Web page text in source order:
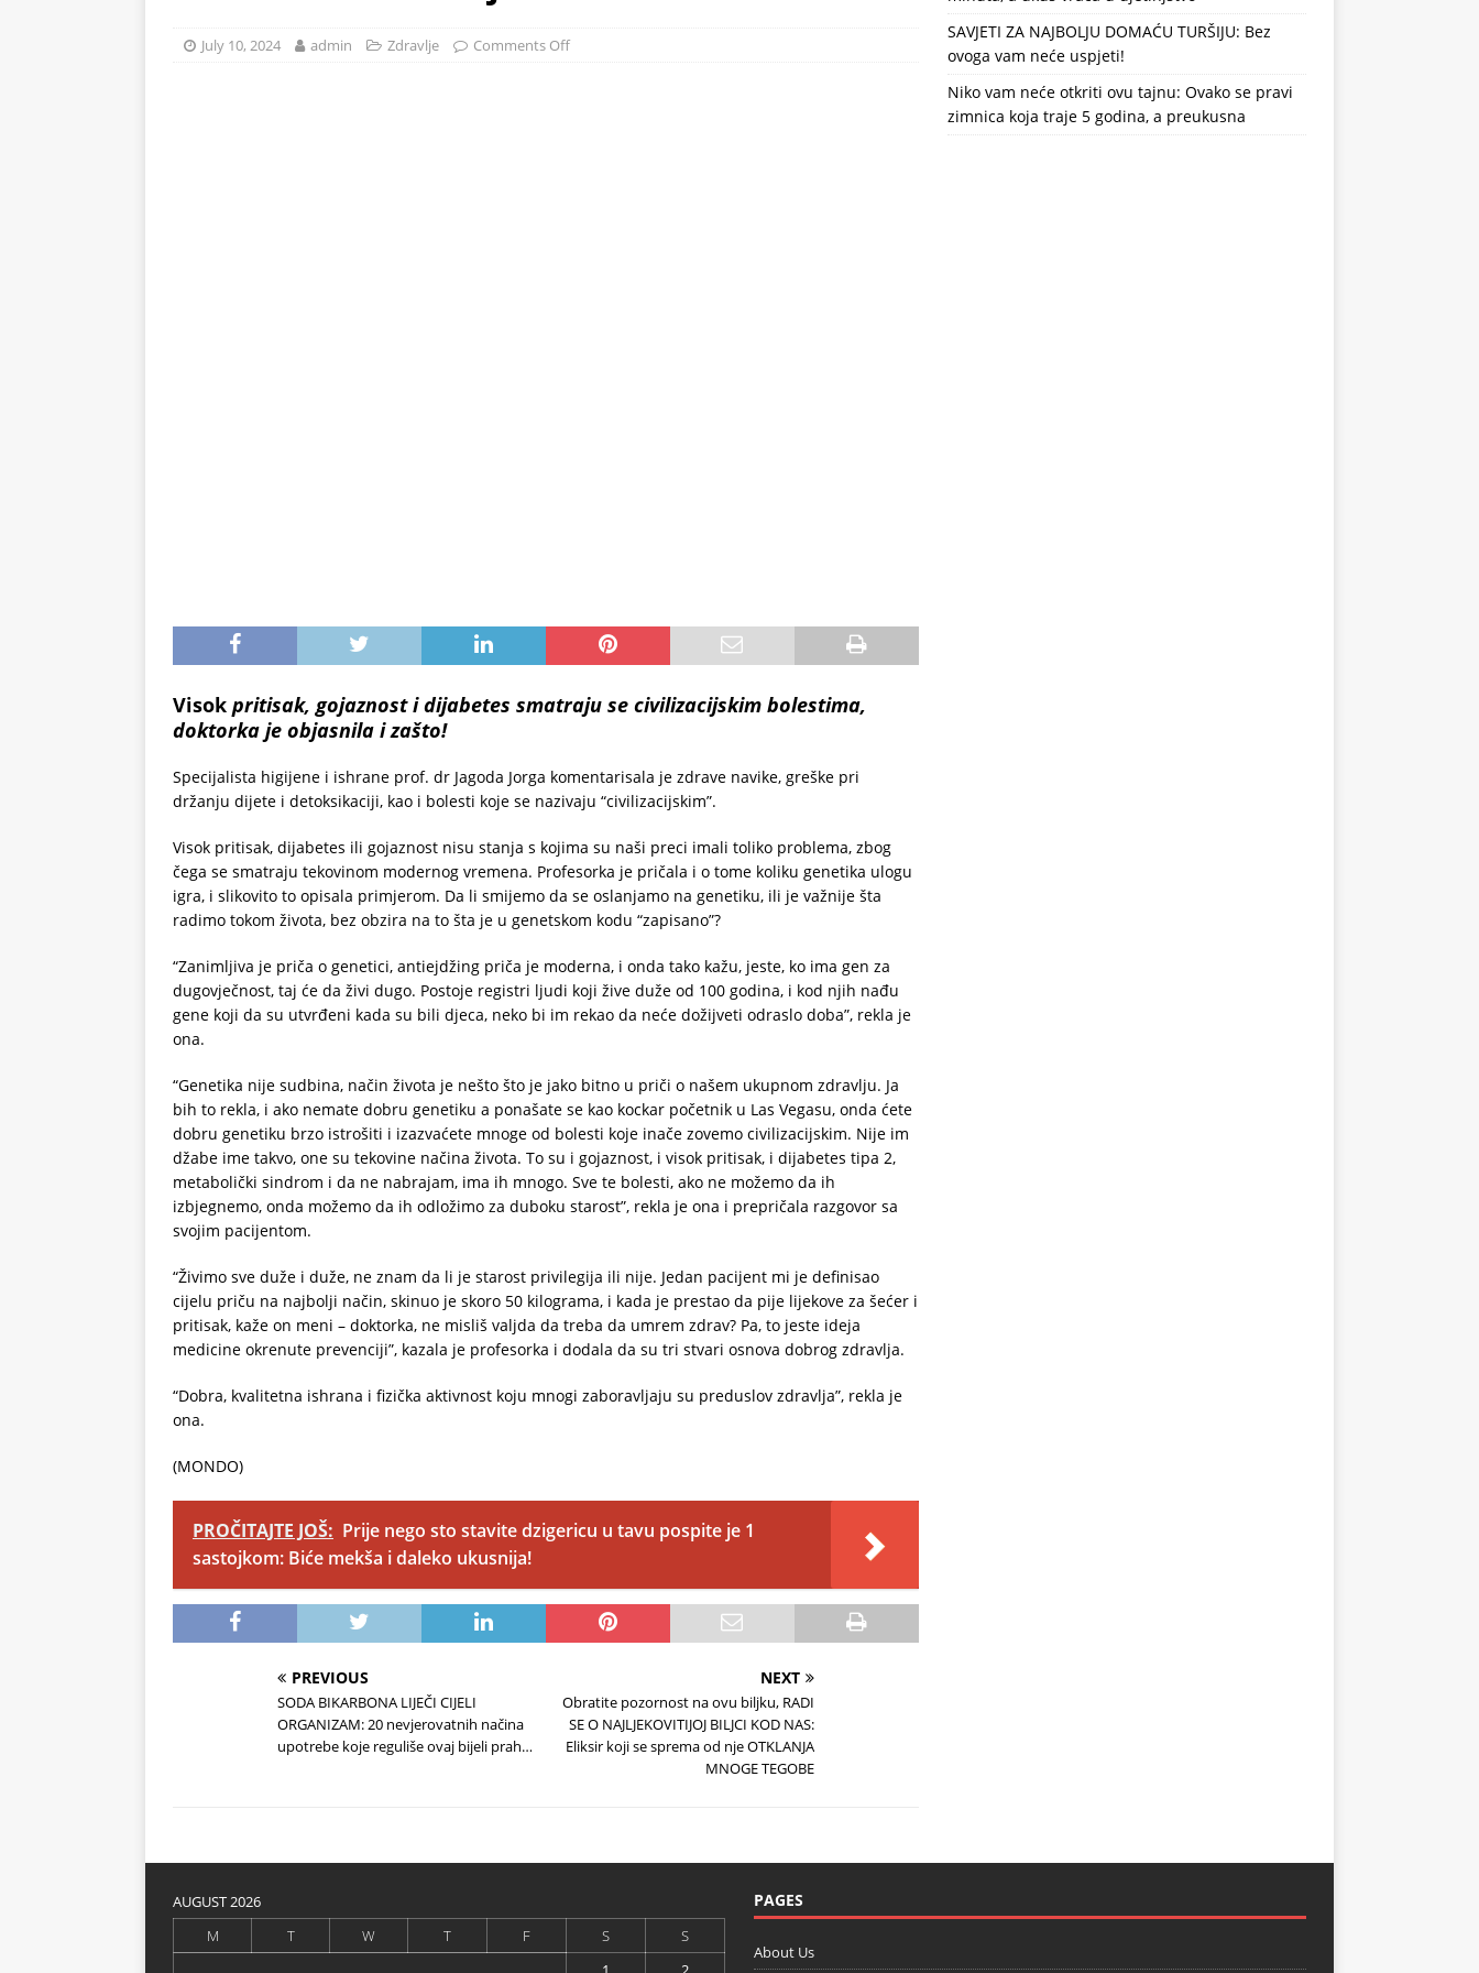
July 10, 2024 admin Zdravlje Comments Off
Visok pritisak, gojaznost i dijabetes smatraju se civilizacijskim bolestima,
doktorka je objasnila i zašto!
Specijalista higijene i ishrane prof. dr Jagoda Jorga komentarisala je zdrave navike, greške pri
držanju dijete i detoksikaciji, kao i bolesti koje se nazivaju “civilizacijskim”.
Visok pritisak, dijabetes ili gojaznost nisu stanja s kojima su naši preci imali toliko problema, zbog
čega se smatraju tekovinom modernog vremena. Profesorka je pričala i o tome koliku genetika ulogu
igra, i slikovito to opisala primjerom. Da li smijemo da se oslanjamo na genetiku, ili je važnije šta
radimo tokom života, bez obzira na to šta je u genetskom kodu “zapisano”?
“Zanimljiva je priča o genetici, antiejdžing priča je moderna, i onda tako kažu, jeste, ko ima gen za
dugovječnost, taj će da živi dugo. Postoje registri ljudi koji žive duže od 100 godina, i kod njih nađu
gene koji da su utvrđeni kada su bili djeca, neko bi im rekao da neće dožijveti odraslo doba”, rekla je
ona.
“Genetika nije sudbina, način života je nešto što je jako bitno u priči o našem ukupnom zdravlju. Ja
bih to rekla, i ako nemate dobru genetiku a ponašate se kao kockar početnik u Las Vegasu, onda ćete
dobru genetiku brzo istrošiti i izazvaćete mnoge od bolesti koje inače zovemo civilizacijskim. Nije im
džabe ime takvo, one su tekovine načina života. To su i gojaznost, i visok pritisak, i dijabetes tipa 2,
metabolički sindrom i da ne nabrajam, ima ih mnogo. Sve te bolesti, ako ne možemo da ih
izbjegnemo, onda možemo da ih odložimo za duboku starost”, rekla je ona i prepričala razgovor sa
svojim pacijentom.
“Živimo sve duže i duže, ne znam da li je starost privilegija ili nije. Jedan pacijent mi je definisao
cijelu priču na najbolji način, skinuo je skoro 50 kilograma, i kada je prestao da pije lijekove za šećer i
pritisak, kaže on meni – doktorka, ne misliš valjda da treba da umrem zdrav? Pa, to jeste ideja
medicine okrenute prevenciji”, kazala je profesorka i dodala da su tri stvari osnova dobrog zdravlja.
“Dobra, kvalitetna ishrana i fizička aktivnost koju mnogi zaboravljaju su preduslov zdravlja”, rekla je
ona.
(MONDO)
PROČITAJTE JOŠ: Prije nego sto stavite dzigericu u tavu pospite je 1
sastojkom: Biće mekša i daleko ukusnija!
PREVIOUS
SODA BIKARBONA LIJEČI CIJELI
ORGANIZAM: 20 nevjerovatnih načina
upotrebe koje reguliše ovaj bijeli prah…
NEXT
Obratite pozornost na ovu biljku, RADI
SE O NAJLJEKOVITIJOJ BILJCI KOD NAS:
Eliksir koji se sprema od nje OTKLANJA
MNOGE TEGOBE
SAVJETI ZA NAJBOLJU DOMAĆU TURŠIJU: Bez
ovoga vam neće uspjeti!
Niko vam neće otkriti ovu tajnu: Ovako se pravi
zimnica koja traje 5 godina, a preukusna
AUGUST 2026
M
T W T F S
S
PAGES
About Us